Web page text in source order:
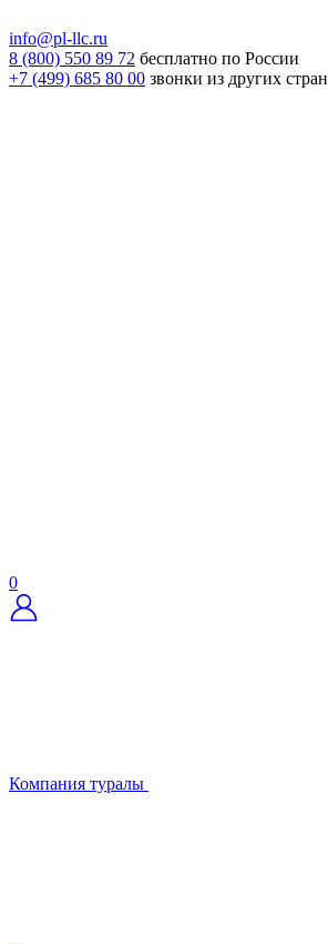
info@pl-llc.ru
8 (800) 550 89 72 бесплатно по России
+7 (499) 685 80 00 звонки из других стран
0
Компания туралы